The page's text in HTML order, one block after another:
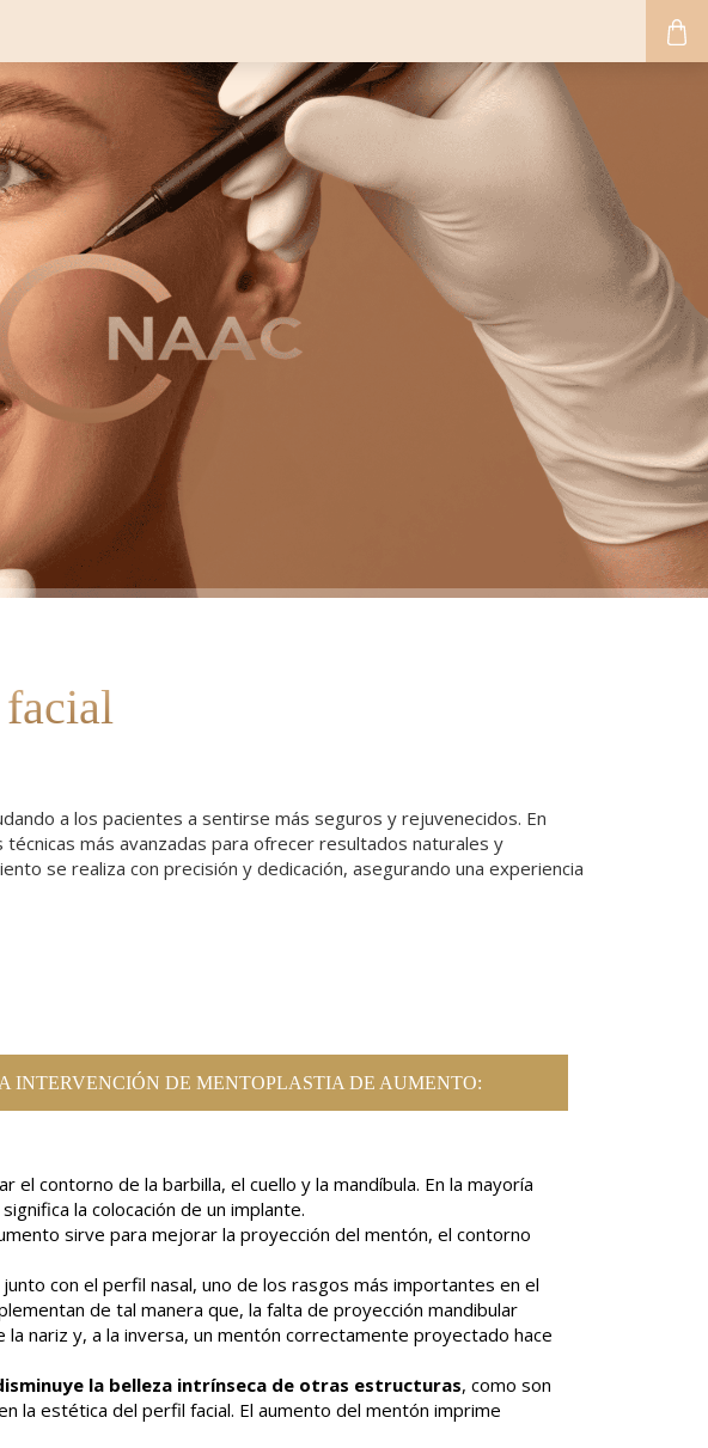
a los pacientes a sentirse más seguros y rejuvenecidos. En
más avanzadas para ofrecer resultados naturales y
se realiza con precisión y dedicación, asegurando una experiencia
INTERVENCIÓN DE MENTOPLASTIA DE AUMENTO:
el contorno de la barbilla, el cuello y la mandíbula. En la mayoría
la colocación de un implante.
sirve para mejorar la proyección del mentón, el contorno
junto con el perfil nasal, uno de los rasgos más importantes en el
de tal manera que, la falta de proyección mandibular
nariz y, a la inversa, un mentón correctamente proyectado hace
la belleza intrínseca de otras estructuras, como son
la estética del perfil facial. El aumento del mentón imprime